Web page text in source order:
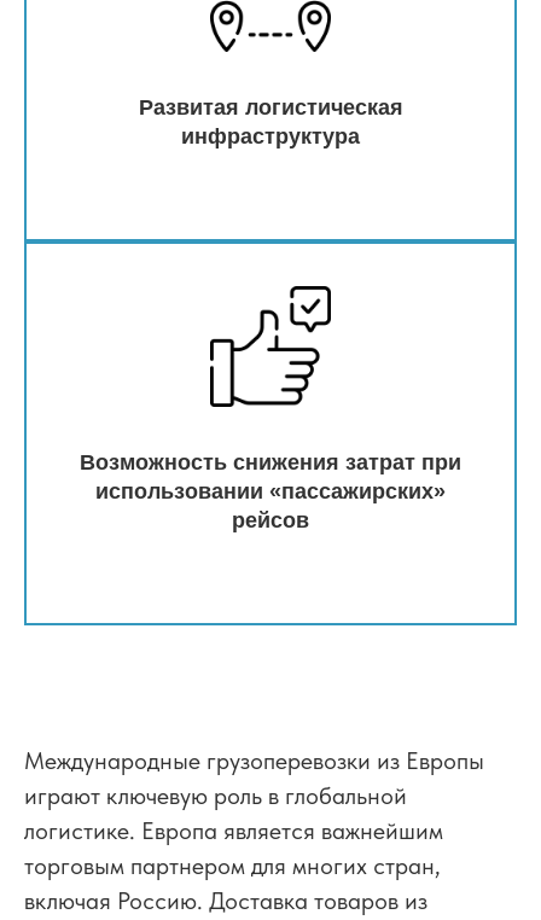
Развитая логистическая
инфраструктура
Возможность снижения затрат при
использовании «пассажирских»
рейсов
Международные грузоперевозки из Европы
играют ключевую роль в глобальной
логистике. Европа является важнейшим
торговым партнером для многих стран,
включая Россию. Доставка товаров из